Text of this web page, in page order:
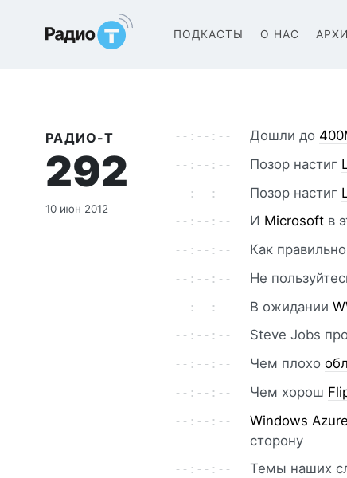
Радио-Т Подкаст ПОДКАСТЫ О НАС
РАДИО-Т
292
10 июн 2012
Дошли до
Позор настиг
Позор настиг
И Microsoft в
Как
Не
В ожидании
Steve Jobs
Чем плохо
Чем хорош
Windows Azure
сторону
Темы наших